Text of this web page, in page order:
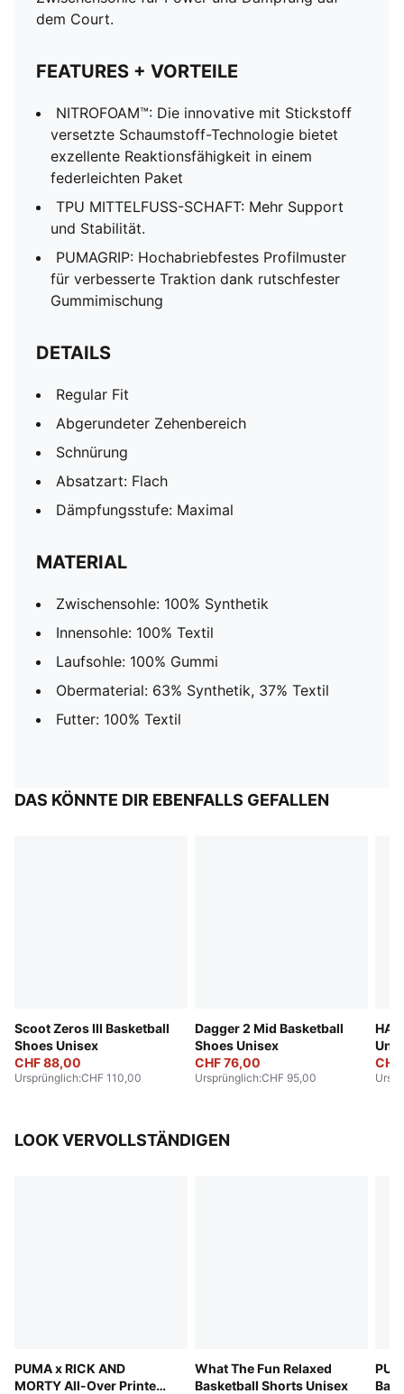
dem Court.
FEATURES + VORTEILE
NITROFOAM™: Die innovative mit Stickstoff
versetzte Schaumstoff-Technologie bietet
exzellente Reaktionsfähigkeit in einem
federleichten Paket
TPU MITTELFUSS-SCHAFT: Mehr Support
und Stabilität.
PUMAGRIP: Hochabriebfestes Profilmuster
für verbesserte Traktion dank rutschfester
Gummimischung
DETAILS
Regular Fit
Abgerundeter Zehenbereich
Schnürung
Absatzart: Flach
Dämpfungsstufe: Maximal
MATERIAL
Zwischensohle: 100% Synthetik
Innensohle: 100% Textil
Laufsohle: 100% Gummi
Obermaterial: 63% Synthetik, 37% Textil
Futter: 100% Textil
DAS KÖNNTE DIR EBENFALLS GEFALLEN
Scoot Zeros III Basketball
Shoes Unisex
CHF 88,00
Ursprünglich:CHF 110,00
Dagger 2 Mid Basketball
Shoes Unisex
CHF 76,00
Ursprünglich:CHF 95,00
LOOK VERVOLLSTÄNDIGEN
PUMA x RICK AND
MORTY All-Over Printed
What The Fun Relaxed
Basketball Shorts Unisex